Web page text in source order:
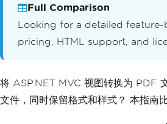
Full Comparison
Looking for a detailed
pricing, HTML support, and
将 ASP.NET MVC 视图转换为 PDF
文件，同时保留格式和样式？ 本指南